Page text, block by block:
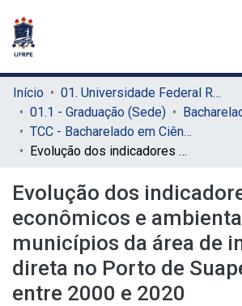
Início
01. Universidade Federal Rural de Pernambuco - UFRPE (Sede)
01.1 - Graduação (Sede)
TCC - Bacharelado em Ciências Econômicas (Sede)
Evolução dos indicadores sociais, econômicos e ambientais dos municípios da área de influência direta no Porto de Suape (PE) entre 2000 e 2020
Evolução dos
econômicos e
municípios da área de
direta no Porto de
entre 2000 e 2020